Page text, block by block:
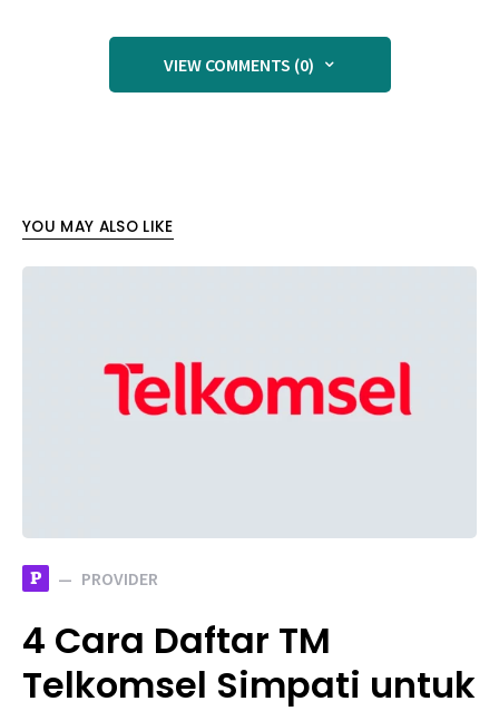
VIEW COMMENTS (0)
YOU MAY ALSO LIKE
P PROVIDER
4 Cara Daftar TM
Telkomsel Simpati untuk